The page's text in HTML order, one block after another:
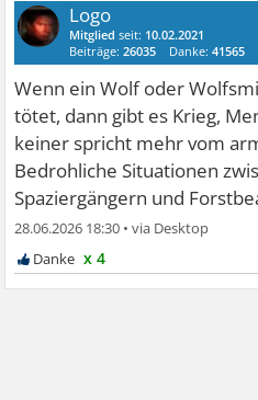
Logo
Mitglied seit: 10.02.2021
Beiträge:26035 Danke:41565
Wenn ein Wolf oder
tötet, dann gibt es Krieg,
keiner spricht mehr vom
Bedrohliche Situationen
Spaziergängern und
28.06.2026 18:30 •
x 4